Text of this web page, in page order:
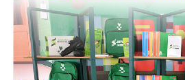
háganlas bien, respeten los
oportunamente a los usuarios de
Ya aprovechando,revisen las
zona, que necesitan